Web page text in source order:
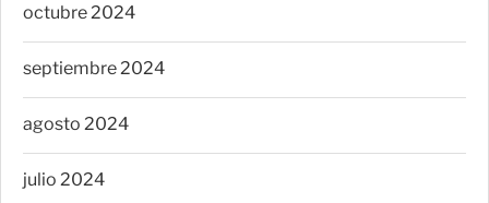
octubre 2024
septiembre 2024
agosto 2024
julio 2024